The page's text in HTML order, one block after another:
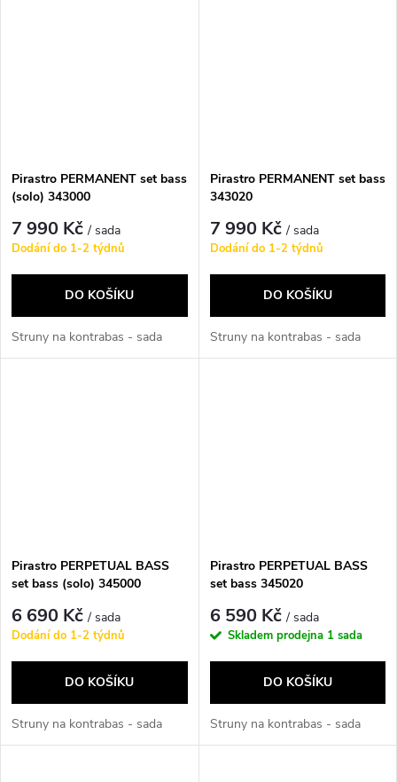
Pirastro PERMANENT set bass
(solo) 343000
7 990 Kč/ sada
Dodání do 1-2 týdnů
DO KOŠÍKU
Struny na kontrabas - sada
Pirastro PERMANENT set bass
343020
7 990 Kč/ sada
Dodání do 1-2 týdnů
DO KOŠÍKU
Struny na kontrabas - sada
Pirastro PERPETUAL BASS
set bass (solo) 345000
6 690 Kč/ sada
Dodání do 1-2 týdnů
DO KOŠÍKU
Struny na kontrabas - sada
Pirastro PERPETUAL BASS
set bass 345020
6 590 Kč/ sada
Skladem prodejna 1 sada
DO KOŠÍKU
Struny na kontrabas - sada